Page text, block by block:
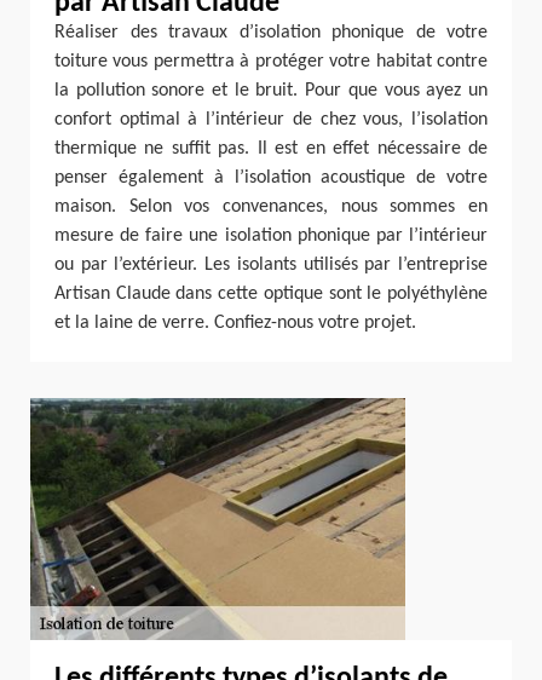
Réaliser des travaux d’isolation phonique de votre
toiture vous permettra à protéger votre habitat contre
la pollution sonore et le bruit. Pour que vous ayez un
confort optimal à l’intérieur de chez vous, l’isolation
thermique ne suffit pas. Il est en effet nécessaire de
penser également à l’isolation acoustique de votre
maison. Selon vos convenances, nous sommes en
mesure de faire une isolation phonique par l’intérieur
ou par l’extérieur. Les isolants utilisés par l’entreprise
Artisan Claude dans cette optique sont le polyéthylène
et la laine de verre. Confiez-nous votre projet.